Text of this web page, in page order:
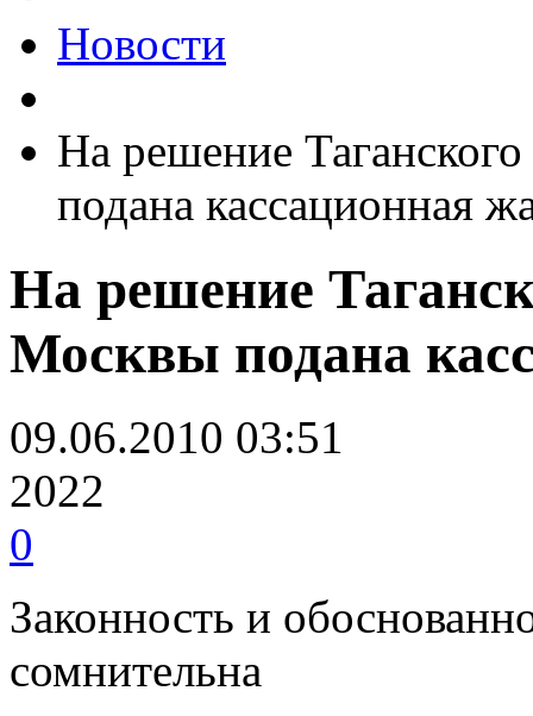
Новости
На решение
подана кассационная
На решение
Москвы подана
09.06.2010 03:51
2022
0
Законность и
сомнительна